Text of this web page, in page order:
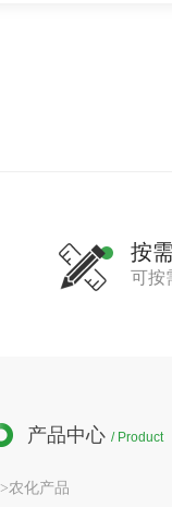
按
可按
产品中心 / Product
>农化产品